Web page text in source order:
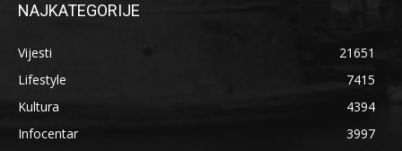
NAJKATEGORIJE
Vijesti
21651
Lifestyle
7415
Kultura
4394
Infocentar
3997